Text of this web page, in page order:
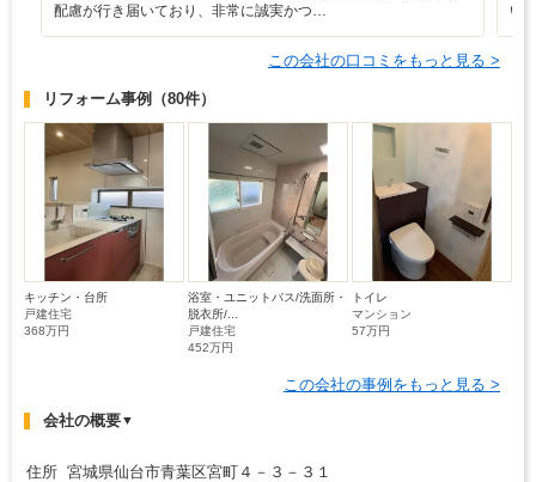
配慮が行き届いており、非常に誠実かつ…
い
この会社の口コミをもっと見る >
リフォーム事例 （80件）
キッチン・台所
戸建住宅
368万円
浴室・ユニットバス/洗面所・
脱衣所/...
戸建住宅
452万円
トイレ
マンション
57万円
この会社の事例をもっと見る >
会社の概要▼
住所 宮城県仙台市青葉区宮町４－３－３１